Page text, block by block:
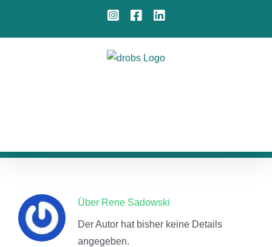
Instagram
Facebook
Über Rene Sadowski
Der Autor hat bisher keine Details
angegeben.